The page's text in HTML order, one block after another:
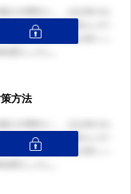
方法